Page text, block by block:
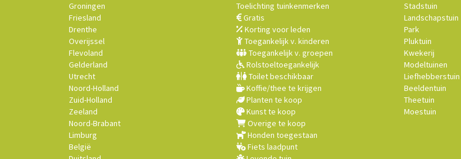
Groningen
Friesland
Drenthe
Overijssel
Flevoland
Gelderland
Utrecht
Noord-Holland
Zuid-Holland
Zeeland
Noord-Brabant
Limburg
België
Toelichting tuinkenmerken
Gratis
Korting voor leden
Toegankelijk v. kinderen
Toegankelijk v. groepen
Rolstoeltoegankelijk
Toilet beschikbaar
Koffie/thee te krijgen
Planten te koop
Kunst te koop
Overige te koop
Honden toegestaan
Fiets laadpunt
Stadstuin
Landschapstuin
Park
Pluktuin
Kwekerij
Modeltuinen
Liefhebberstuin
Beeldentuin
Theetuin
Moestuin